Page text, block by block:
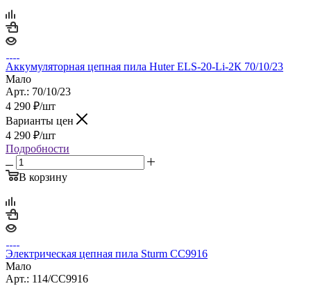
Аккумуляторная цепная пила Huter ELS-20-Li-2К 70/10/23
Мало
Арт.: 70/10/23
4 290 ₽/шт
Варианты цен
4 290 ₽/шт
Подробности
В корзину
Электрическая цепная пила Sturm CC9916
Мало
Арт.: 114/CC9916